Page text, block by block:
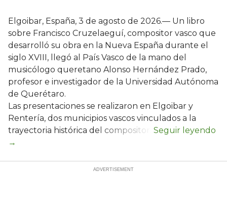
Elgoibar, España, 3 de agosto de 2026.— Un libro
sobre Francisco Cruzelaeguí, compositor vasco que
desarrolló su obra en la Nueva España durante el
siglo XVIII, llegó al País Vasco de la mano del
musicólogo queretano Alonso Hernández Prado,
profesor e investigador de la Universidad Autónoma
de Querétaro.
Las presentaciones se realizaron en Elgoibar y
Rentería, dos municipios vascos vinculados a la
trayectoria histórica del compositor.